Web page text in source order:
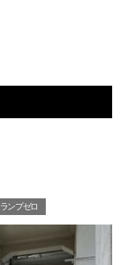
ランプゼロ